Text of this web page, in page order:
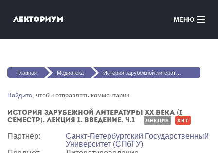
Лекториум МЕНЮ
Медиатека
Courses in English
Войти
Вы здесь
Главная Медиатека История зарубежной литературы XX века (I семестр). Лекция 1. Введение. Ч.1
Войдите, чтобы отправлять комментарии
История зарубежной литературы XX века (I
семестр). Лекция 1. Введение. Ч.1
лекция хит
Партнёр:
Санкт-Петербургский Государственный
Университет (СПбГУ)